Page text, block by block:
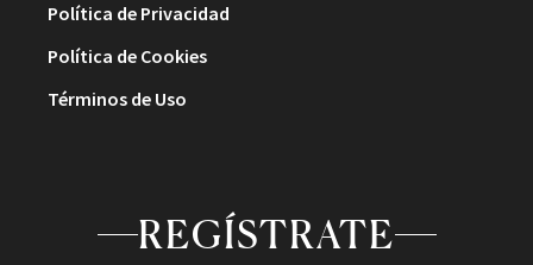
Política de Privacidad
Política de Cookies
Términos de Uso
REGÍSTRATE